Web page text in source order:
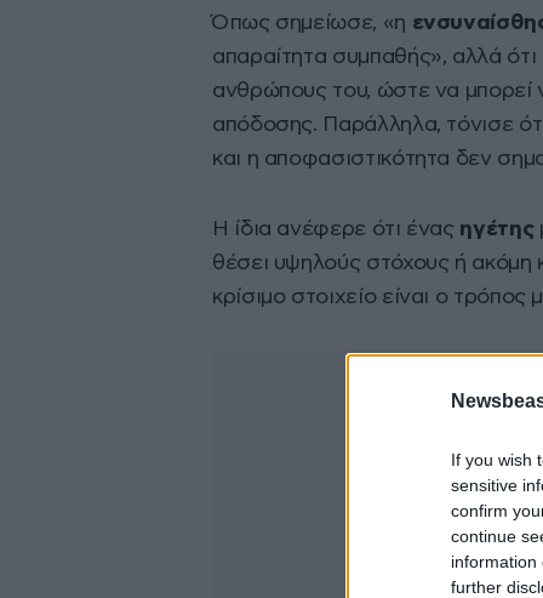
If you wish
sensitive
confirm
continue
information
further
Όπως σημείωσε, «η
απαραίτητα συμπαθής», αλλά ότι
ανθρώπους του, ώστε να μπορεί
απόδοσης. Παράλληλα, τόνισε
και η αποφασιστικότητα δεν
Η ίδια ανέφερε ότι ένας ηγέτης
θέσει υψηλούς στόχους ή ακόμη
κρίσιμο στοιχείο είναι ο τρόπος